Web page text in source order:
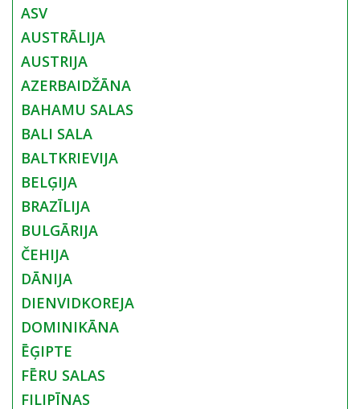
ASV
AUSTRĀLIJA
AUSTRIJA
AZERBAIDŽĀNA
BAHAMU SALAS
BALI SALA
BALTKRIEVIJA
BELĢIJA
BRAZĪLIJA
BULGĀRIJA
ČEHIJA
DĀNIJA
DIENVIDKOREJA
DOMINIKĀNA
ĒĢIPTE
FĒRU SALAS
FILIPĪNAS